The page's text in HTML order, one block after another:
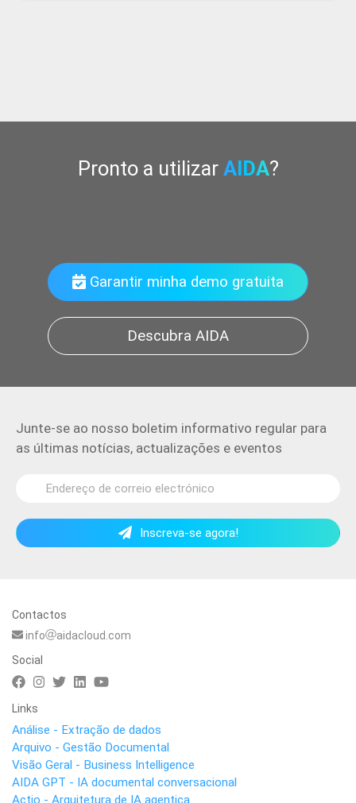
Pronto a utilizar AIDA?
Garantir minha demo gratuita
Descubra AIDA
Junte-se ao nosso boletim informativo regular para
as últimas notícias, actualizações e eventos
Inscreva-se agora!
Contactos
info
aidacloud.com
Social
Links
Análise - Extração de dados
Arquivo - Gestão Documental
Visão Geral - Business Intelligence
AIDA GPT - IA documental conversacional
Actio - Arquitetura de IA agentica